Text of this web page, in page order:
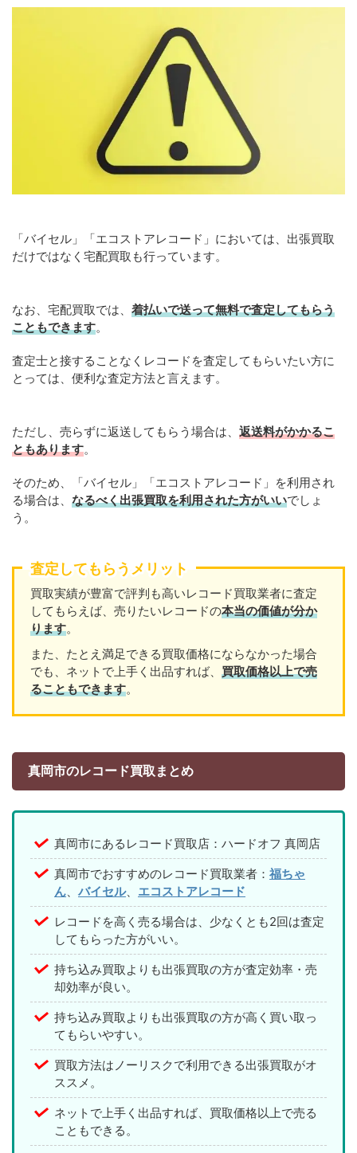
「バイセル」「エコストアレコード」においては、出張買取
だけではなく宅配買取も行っています。
なお、宅配買取では、 着払いで送って無料で査定してもらう
こともできます。
査定士と接することなくレコードを査定してもらいたい方に
とっては、便利な査定方法と言えます。
ただし、売らずに返送してもらう場合は、 返送料がかかるこ
ともあります。
そのため、「バイセル」「エコストアレコード」を利用され
る場合は、 なるべく出張買取を利用された方がいいでしょ
う。
査定してもらうメリット
買取実績が豊富で評判も高いレコード買取業者に査定
してもらえば、売りたいレコードの本当の価値が分か
ります。
また、たとえ満足できる買取価格にならなかった場合
でも、ネットで上手く出品すれば、 買取価格以上で売
ることもできます。
真岡市のレコード買取まとめ
真岡市にあるレコード買取店：ハードオフ 真岡店
真岡市でおすすめのレコード買取業者： 福ちゃ
ん
バイセル、 エコストアレコード
レコードを高く売る場合は、少なくとも2回は査定
してもらった方がいい。
持ち込み買取よりも出張買取の方が査定効率・売
却効率が良い。
持ち込み買取よりも出張買取の方が高く買い取っ
てもらいやすい。
買取方法はノーリスクで利用できる出張買取がオ
ススメ。
ネットで上手く出品すれば、買取価格以上で売る
こともできる。